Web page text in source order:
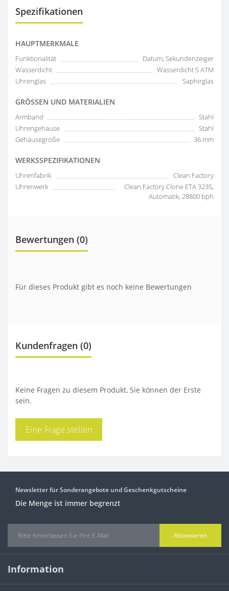
Spezifikationen
HAUPTMERKMALE
Funktionalität
Datum, Sekundenzeiger
Wasserdicht
Wasserdicht 5 ATM
Uhrenglas
Saphirglas
GRÖSSEN UND MATERIALIEN
Armband
Stahl
Uhrengehäuse
Stahl
Gehäusegröße
36 mm
WERKSSPEZIFIKATIONEN
Uhrenfabrik
Clean Factory
Uhrenwerk
Clean Factory Clone ETA 3235,
Automatik, 28800 bph
Bewertungen (0)
Für dieses Produkt gibt es noch keine Bewertungen
Kundenfragen (0)
Keine Fragen zu diesem Produkt, Sie können der Erste
sein.
Eine Frage stellen
Newsletter für Sonderangebote und Geschenkgutscheine
Die Menge ist immer begrenzt
Abonnieren
Information